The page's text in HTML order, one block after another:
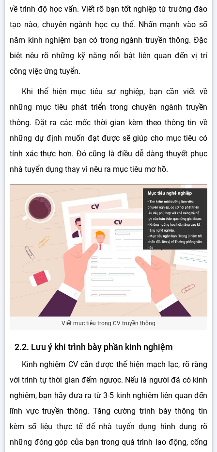
về trình độ học vấn. Viết rõ bạn tốt nghiệp từ trường đào
tạo nào, chuyên ngành học cụ thể. Nhấn mạnh vào số
năm kinh nghiệm bạn có trong ngành truyền thông. Đặc
biệt nêu rõ những kỹ năng nổi bật liên quan đến vị trí
công việc ứng tuyển.
Khi thể hiện mục tiêu sự nghiệp, bạn cần viết về
những mục tiêu phát triển trong chuyên ngành truyền
thông. Đặt ra các mốc thời gian kèm theo thông tin về
những dự định muốn đạt được sẽ giúp cho mục tiêu có
tính xác thực hơn. Đó cũng là điều dễ dàng thuyết phục
nhà tuyển dụng thay vì nêu ra mục tiêu mơ hồ.
Viết mục tiêu trong CV truyền thông
2.2. Lưu ý khi trình bày phần kinh nghiệm
Kinh nghiệm CV cần được thể hiện mạch lạc, rõ ràng
với trình tự thời gian đếm ngược. Nếu là người đã có kinh
nghiệm, bạn hãy đưa ra từ 3-5 kinh nghiệm liên quan đến
lĩnh vực truyền thông. Tăng cường trình bày thông tin
kèm số liệu thực tế để nhà tuyển dụng hình dung rõ
những đóng góp của bạn trong quá trình lao động, cống